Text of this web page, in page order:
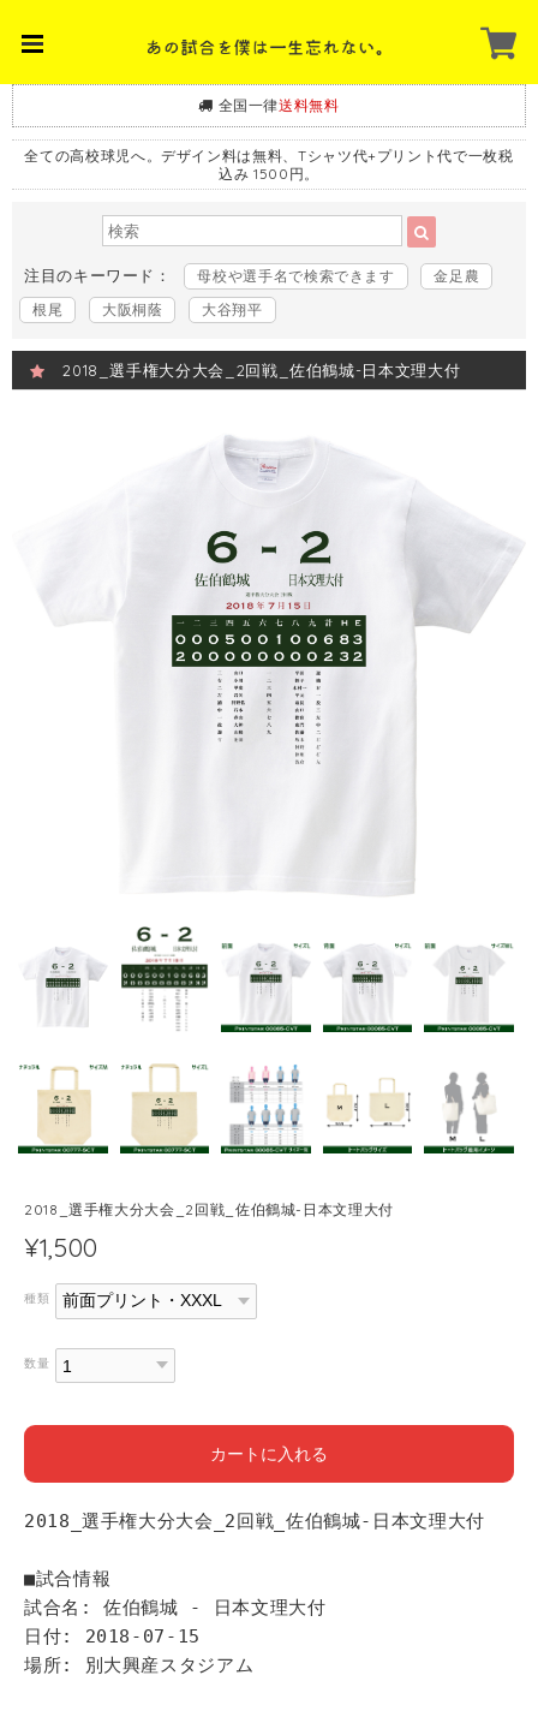
全国一律送料無料
全ての高校球児へ。デザイン料は無料、Tシャツ代+プリント代で一枚税
込み 1500円。
注目のキーワード： 母校や選手名で検索できます
金足農
根尾
大阪桐蔭 大谷翔平
2018_選手権大分大会_2回戦_佐伯鶴城-日本文理大付
2018_選手権大分大会_2回戦_佐伯鶴城-日本文理大付
¥1,500
種類
数量
カートに入れる
2018_選手権大分大会_2回戦_佐伯鶴城-日本文理大付
■試合情報
試合名: 佐伯鶴城 - 日本文理大付
日付: 2018-07-15
場所: 別大興産スタジアム